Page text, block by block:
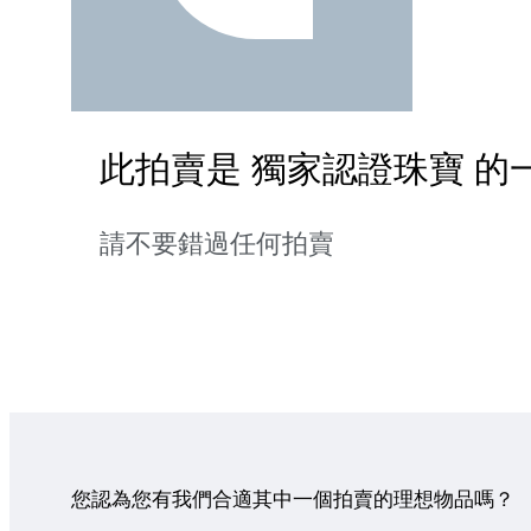
此拍賣是 獨家認證珠寶 的
請不要錯過任何拍賣
您認為您有我們合適其中一個拍賣的理想物品嗎？